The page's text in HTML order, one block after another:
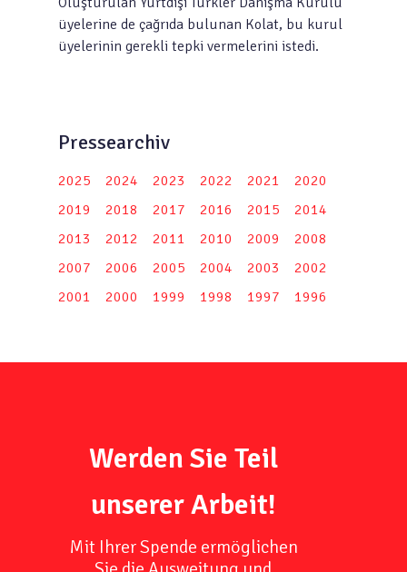
üyelerine de çağrıda bulunan Kolat, bu kurul
üyelerinin gerekli tepki vermelerini istedi.
Pressearchiv
2025 2024 2023 2022 2021
2020
2019
2018 2017 2016 2015
2014
2013
2012 2011 2010 2009
2008
2007
2006 2005 2004 2003
2002
2001
2000 1999 1998 1997 1996
Werden Sie Teil
unserer Arbeit!
Mit Ihrer Spende ermöglichen